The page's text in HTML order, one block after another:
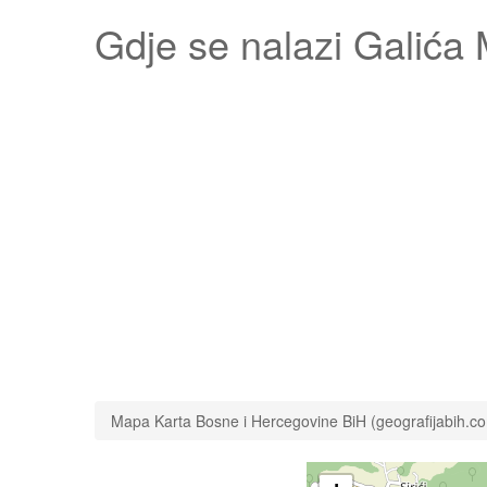
Gdje se nalazi Galića
Mapa Karta Bosne i Hercegovine BiH